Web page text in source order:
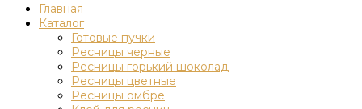
Главная
Каталог
Готовые пучки
Ресницы черные
Ресницы горький шоколад
Ресницы цветные
Ресницы омбре